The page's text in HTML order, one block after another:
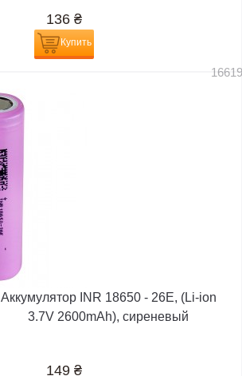
136 ₴
Купить
Аккумулятор INR 18650 - 26E, (Li-ion
3.7V 2600mAh), сиреневый
149 ₴